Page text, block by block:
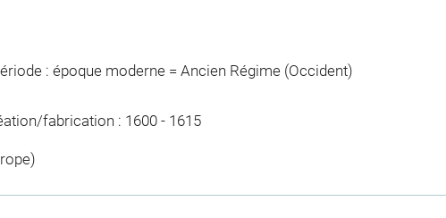
: époque moderne = Ancien Régime (Occident)
fabrication : 1600 - 1615